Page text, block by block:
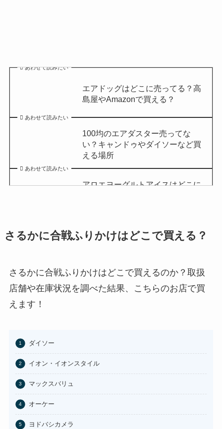
あわせて読みたい
エアドッグはどこに売ってる？高
島屋やAmazonで買える？
あわせて読みたい
100均のエアダスター売ってな
い？キャンドゥやダイソーなど買
える場所
あわせて読みたい
アロエヨーグルトアイスはどこに
チョコQ助どこに売ってる？ドン
あわせて読みたい
東京バナナはどこに売ってる？東
こに売ってる？任天堂ストアや
さるかに合戦ふりかけはどこで買える？
さるかに合戦ふりかけはどこで買えるのか？取扱
店舗や在庫状況を調べた結果、こちらのお店で買
えます！
ダイソー
イオン・イオンスタイル
マックスバリュ
オーケー
ヨドバシカメラ